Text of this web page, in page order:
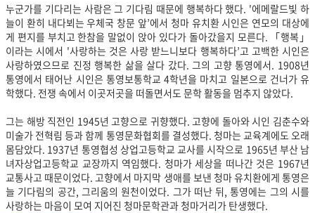
누군가를 기다리는 사람은 그 기다림 때문에 행복하다 했다. '에메랄드빛 하
늘이 환히 내다뵈는 우체국 창문 앞’에서 청마 유치환 시인은 연모의 대상에
게 편지를 부치고 한참을 말없이 앉아 있다가 돌아갔을지 모른다. 「행복」
이라는 시에서 '사랑하는 것은 사랑 받느니보다 행복하다’고 고백한 시인은
사랑하였으므로 진정 행복한 삶을 살다 갔다. 그의 고향 통영에서. 1908년
통영에서 태어난 시인은 통영보통학교 4학년을 마치고 일본으로 건너가 유
학했다. 전쟁 속에서 이곳저곳을 떠돌면서도 문학 활동을 멈추지 않았다.
그는 해방 직전인 1945년 고향으로 귀향했다. 고향에 돌아와 시인 김춘수와
미술가 전혁림 등과 함께 통영문화협회를 결성했다. 청마는 교육계에도 오래
몸담았다. 1937년 통영협성 상업고등학교 교사를 시작으로 1965년 부산 남
녀자상업고등학교 교장까지 역임했다. 청마가 세상을 떠나간 것은 1967년
교통사고 때문이었다. 고향에서 마지막 생애를 보낸 청마 유치환에게 통영은
늘 기다림의 공간, 그리움의 원천이었다. 그가 떠난 뒤, 통영에는 그의 시를
사랑하는 마음이 모여 지어진 청마문학관과 청마거리가 탄생했다.